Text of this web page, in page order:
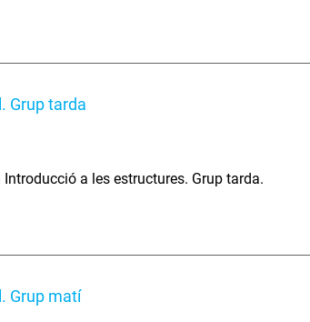
Grup tarda
a les estructures. Grup tarda.
Grup matí